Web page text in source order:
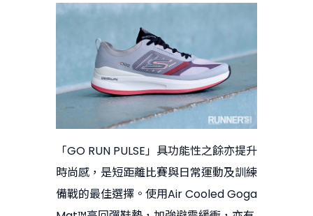
「GO RUN PULSE」具功能性之餘亦提升
時尚感，是短距離比賽與日常運動及訓練
備戰的最佳選擇。使用Air Cooled Goga